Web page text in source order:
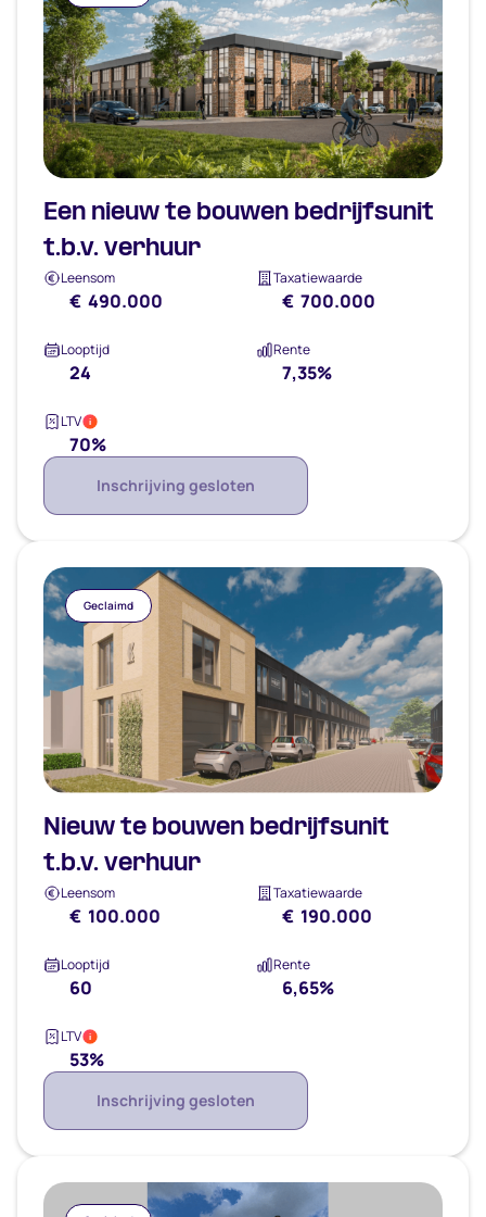
Een nieuw te bouwen bedrijfsunit
t.b.v. verhuur
Leensom
€ 490.000
Taxatiewaarde
€ 700.000
Looptijd
24
Rente
7,35%
LTV i
70%
Inschrijving gesloten
Nieuw te bouwen bedrijfsunit
t.b.v. verhuur
Leensom
€ 100.000
Taxatiewaarde
€ 190.000
Looptijd
60
Rente
6,65%
LTV i
53%
Inschrijving gesloten
Geclaimd